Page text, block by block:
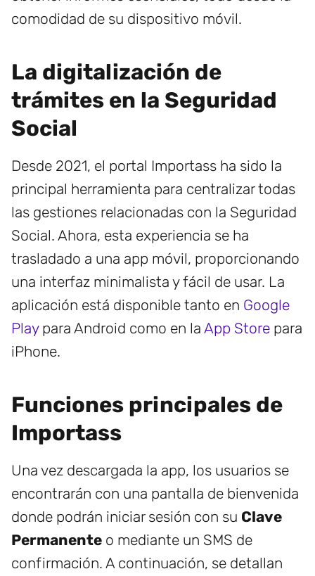
comodidad de su dispositivo móvil.
La digitalización de
trámites en la Seguridad
Social
Desde 2021, el portal Importass ha sido la
principal herramienta para centralizar todas
las gestiones relacionadas con la Seguridad
Social. Ahora, esta experiencia se ha
trasladado a una app móvil, proporcionando
una interfaz minimalista y fácil de usar. La
aplicación está disponible tanto en Google
Playpara Android como en la App Store para
iPhone.
Funciones principales de
Importass
Una vez descargada la app, los usuarios se
encontrarán con una pantalla de bienvenida
donde podrán iniciar sesión con su Clave
Permanente o mediante un SMS de
confirmación. A continuación, se detallan